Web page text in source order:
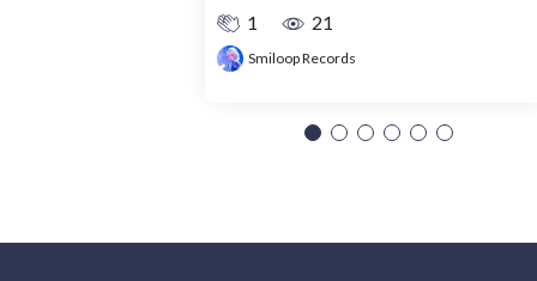
1
21
Smiloop Records